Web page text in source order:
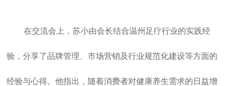
在交流会上，苏小由会长结合温州足疗行业的实践经
验，分享了品牌管理、市场营销及行业规范化建设等方面的
经验与心得。他指出，随着消费者对健康养生需求的日益增